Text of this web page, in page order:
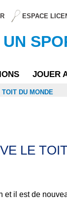
ESPACE
UN
JOUER
DU MONDE
LE
il est de